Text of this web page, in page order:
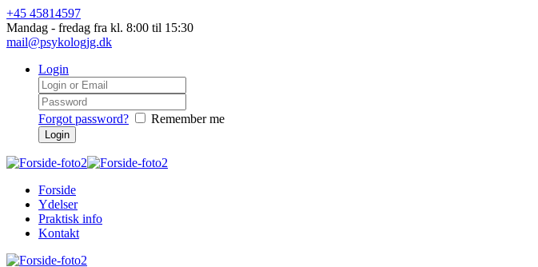
+45 45814597
Mandag - fredag fra kl. 8:00 til 15:30
mail@psykologjg.dk
Login
Forgot password? Remember me
Forside
Ydelser
Praktisk info
Kontakt